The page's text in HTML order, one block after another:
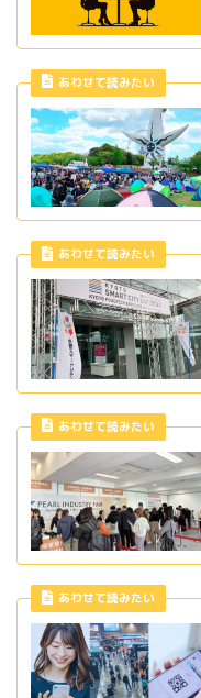
あわせて読みたい
あわせて読みたい
あわせて読みたい
あわせて読みたい